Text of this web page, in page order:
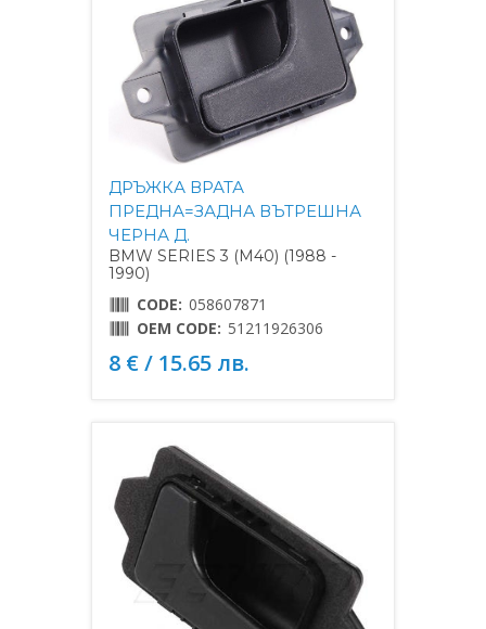
ДРЪЖКА ВРАТА
ПРЕДНА=ЗАДНА ВЪТРЕШНА
ЧЕРНА Д.
BMW SERIES 3 (M40) (1988 -
1990)
CODE: 058607871
OEM CODE: 51211926306
8 € / 15.65 лв.